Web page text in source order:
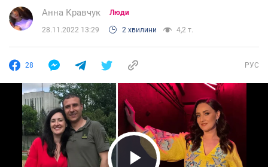
Анна Кравчук Люди
28.11.2022 13:29 2 хвилини 4,2 т.
28 РУС